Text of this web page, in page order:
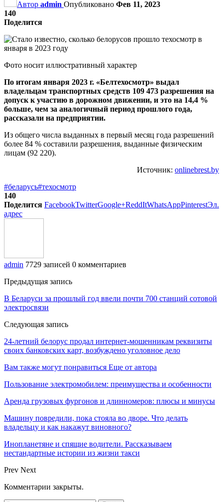
Автор admin Опубликовано Фев 11, 2023
140
Поделится
Фото носит иллюстративный характер
По итогам января 2023 г. «Белтехосмотр» выдал
владельцам транспортных средств 109 473 разрешения на
допуск к участию в дорожном движении, и это на 14,4 %
больше, чем за аналогичный период прошлого года,
рассказали на предприятии.
Из общего числа выданных в первый месяц года разрешений
более 84 % составили разрешения, выданные физическим
лицам (92 220).
Источник: onlinebrest.by
#беларусь#техосмотр
140
Поделится FacebookTwitterGoogle+ReddItWhatsAppPinterestЭл.
адрес
admin 7729 записей 0 комментариев
Предыдущая запись
В Беларуси за прошлый год ввели почти 700 станций сотовой
электросвязи
Следующая запись
24-летний белорус продал интернет-мошенникам реквизиты
своих банковских карт, возбуждено уголовное дело
Вам также могут понравиться Еще от автора
Пользование электромобилем: преимущества и особенности
Аренда грузовых фургонов и длинномеров: плюсы и минусы
Машину повредили, пока стояла во дворе. Что делать
владельцу и как накажут виновного?
Инопланетяне и спящие водители. Рассказываем
нестандартные истории из жизни такси
Prev Next
Комментарии закрыты.